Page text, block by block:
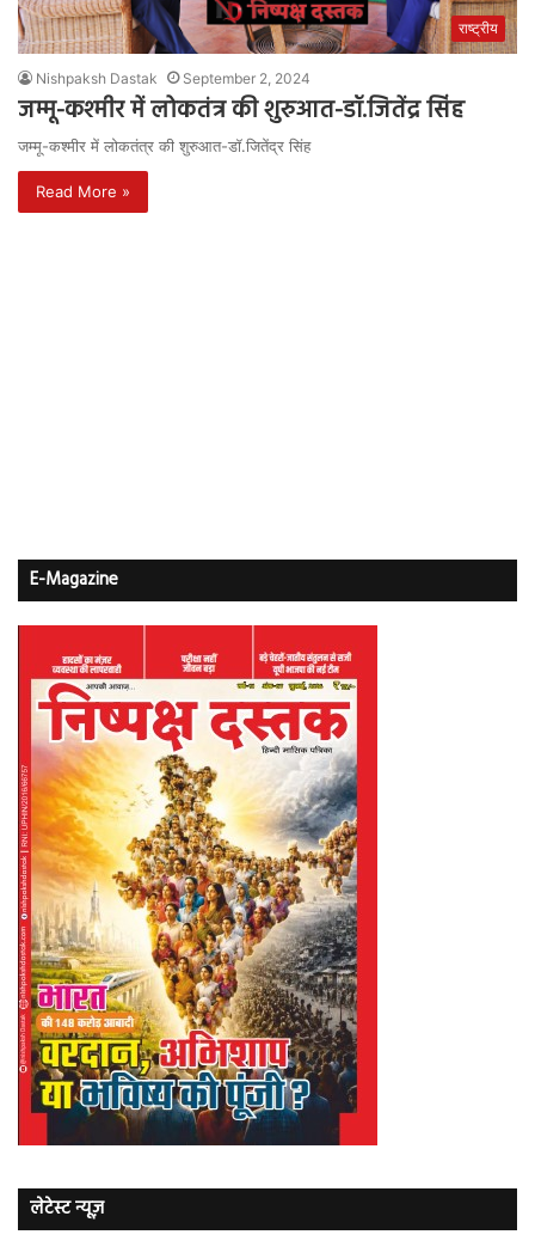
राष्ट्रीय
Nishpaksh Dastak September 2, 2024
जम्मू-कश्मीर में लोकतंत्र की शुरुआत-डॉ.जितेंद्र सिंह
जम्मू-कश्मीर में लोकतंत्र की शुरुआत-डॉ.जितेंद्र सिंह
Read More »
E-Magazine
लेटेस्ट न्यूज़